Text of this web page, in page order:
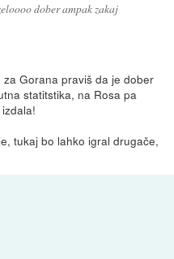
dober ampak zakaj
Gorana praviš da je dober
statitstika, na Rosa pa
tukaj bo lahko igral drugače,